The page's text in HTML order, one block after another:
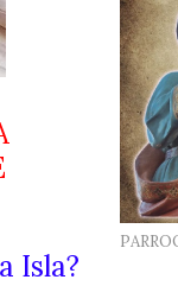
Isla?